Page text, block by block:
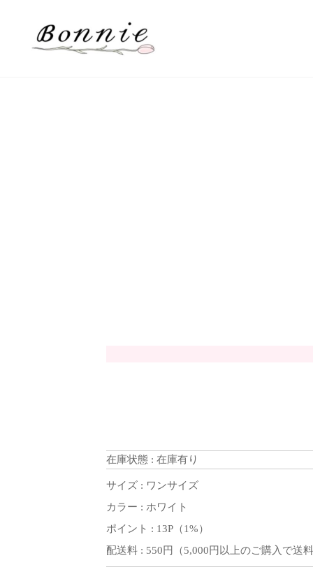
在庫状態 : 在庫有り
サイズ : ワンサイズ
カラー : ホワイト
ポイント : 13P（1%）
配送料 : 550円（5,000円以上のご購入で送